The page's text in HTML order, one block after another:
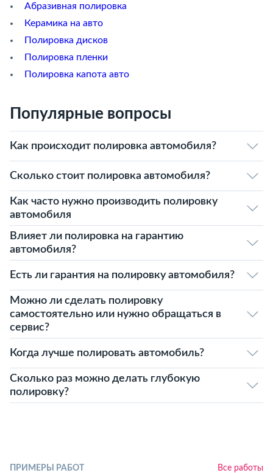
Абразивная полировка
Керамика на авто
Полировка дисков
Полировка пленки
Полировка капота авто
Популярные вопросы
Как происходит полировка автомобиля?
Сколько стоит полировка автомобиля?
Как часто нужно производить полировку
автомобиля
Влияет ли полировка на гарантию
автомобиля?
Есть ли гарантия на полировку автомобиля?
Можно ли сделать полировку
самостоятельно или нужно обращаться в
сервис?
Когда лучше полировать автомобиль?
Сколько раз можно делать глубокую
полировку?
ПРИМЕРЫ РАБОТ Все работы